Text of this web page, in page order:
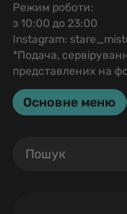
Режим роботи:
з 10:00 до 23:00
Instagram:
*Подача,
представлених на
Основне меню